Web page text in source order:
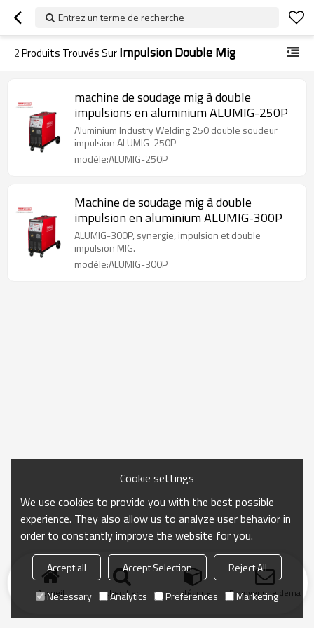
Entrez un terme de recherche
2Produits Trouvés SurImpulsion Double Mig
machine de soudage mig à double
impulsions en aluminium ALUMIG-250P
Aluminium Industry Welding 250 double soudeur
impulsion ALUMIG-250P
modèle:ALUMIG-250P
Machine de soudage mig à double
impulsion en aluminium ALUMIG-300P
ALUMIG-300P, synergie, impulsion et double
impulsion MIG.
modèle:ALUMIG-300P
Accueil chercher catégorie Envoyer une
Cookie settings
We use cookies to provide you with the best possible
experience. They also allow us to analyze user behavior in
order to constantly improve the website for you.
Accept all Accept Selection
Reject All
Necessary
Analytics Preferences Marketing